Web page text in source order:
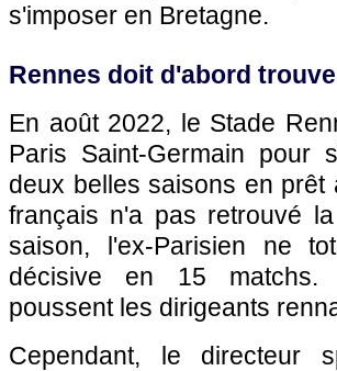
s'imposer en Bretagne.
Rennes doit d'abord
En août 2022, le Stade
Paris Saint-Germain pour
deux belles saisons en prêt
français n'a pas retrouvé
saison, l'ex-Parisien ne
décisive en 15 matchs.
poussent les dirigeants
Cependant, le directeur